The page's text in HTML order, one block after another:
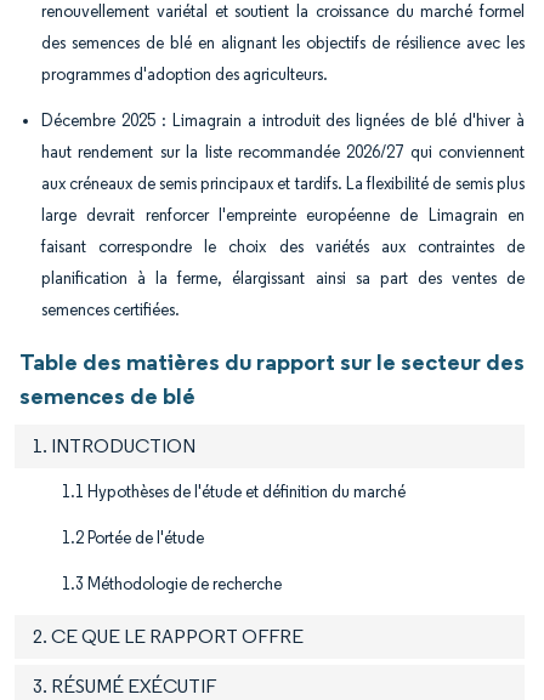
renouvellement variétal et soutient la croissance du marché formel
des semences de blé en alignant les objectifs de résilience avec les
programmes d'adoption des agriculteurs.
Décembre 2025 : Limagrain a introduit des lignées de blé d'hiver à
haut rendement sur la liste recommandée 2026/27 qui conviennent
aux créneaux de semis principaux et tardifs. La flexibilité de semis plus
large devrait renforcer l'empreinte européenne de Limagrain en
faisant correspondre le choix des variétés aux contraintes de
planification à la ferme, élargissant ainsi sa part des ventes de
semences certifiées.
Table des matières du rapport sur le secteur des
semences de blé
1. INTRODUCTION
1.1 Hypothèses de l'étude et définition du marché
1.2 Portée de l'étude
1.3 Méthodologie de recherche
2. CE QUE LE RAPPORT OFFRE
3. RÉSUMÉ EXÉCUTIF